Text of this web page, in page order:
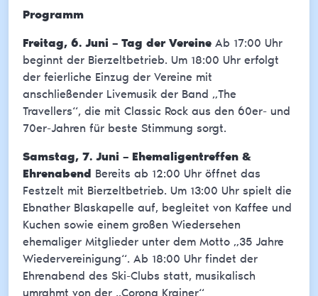
Programm
Freitag, 6. Juni – Tag der Vereine Ab 17:00 Uhr
beginnt der Bierzeltbetrieb. Um 18:00 Uhr erfolgt
der feierliche Einzug der Vereine mit
anschließender Livemusik der Band „The
Travellers“, die mit Classic Rock aus den 60er- und
70er-Jahren für beste Stimmung sorgt.
Samstag, 7. Juni – Ehemaligentreffen &
Ehrenabend
Bereits ab 12:00 Uhr öffnet das
Festzelt mit Bierzeltbetrieb. Um 13:00 Uhr spielt die
Ebnather Blaskapelle auf, begleitet von Kaffee und
Kuchen sowie einem großen Wiedersehen
ehemaliger Mitglieder unter dem Motto „35 Jahre
Wiedervereinigung“. Ab 18:00 Uhr findet der
Ehrenabend des Ski-Clubs statt, musikalisch